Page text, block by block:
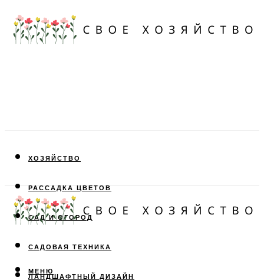
ХОЗЯЙСТВО
РАССАДКА ЦВЕТОВ
САД И ОГОРОД
САДОВАЯ ТЕХНИКА
ЛАНДШАФТНЫЙ ДИЗАЙН
МЕНЮ